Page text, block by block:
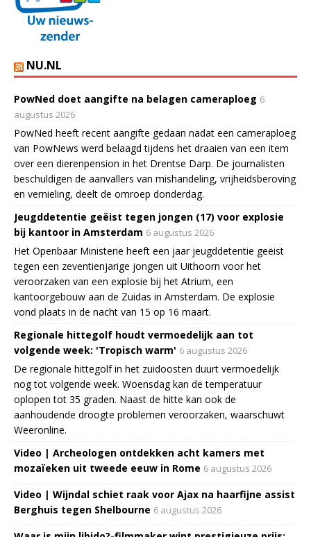
NU.NL
PowNed doet aangifte na belagen cameraploeg 6
augustus 2026
PowNed heeft recent aangifte gedaan nadat een cameraploeg
van PowNews werd belaagd tijdens het draaien van een item
over een dierenpension in het Drentse Darp. De journalisten
beschuldigen de aanvallers van mishandeling, vrijheidsberoving
en vernieling, deelt de omroep donderdag.
Jeugddetentie geëist tegen jongen (17) voor explosie
bij kantoor in Amsterdam 6 augustus 2026
Het Openbaar Ministerie heeft een jaar jeugddetentie geëist
tegen een zeventienjarige jongen uit Uithoorn voor het
veroorzaken van een explosie bij het Atrium, een
kantoorgebouw aan de Zuidas in Amsterdam. De explosie
vond plaats in de nacht van 15 op 16 maart.
Regionale hittegolf houdt vermoedelijk aan tot
volgende week: 'Tropisch warm' 6 augustus 2026
De regionale hittegolf in het zuidoosten duurt vermoedelijk
nog tot volgende week. Woensdag kan de temperatuur
oplopen tot 35 graden. Naast de hitte kan ook de
aanhoudende droogte problemen veroorzaken, waarschuwt
Weeronline.
Video | Archeologen ontdekken acht kamers met
mozaïeken uit tweede eeuw in Rome 6 augustus 2026
Video | Wijndal schiet raak voor Ajax na haarfijne assist
Berghuis tegen Shelbourne 6 augustus 2026